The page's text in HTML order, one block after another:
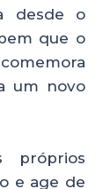
desde o
que o
um novo
próprios
e age de